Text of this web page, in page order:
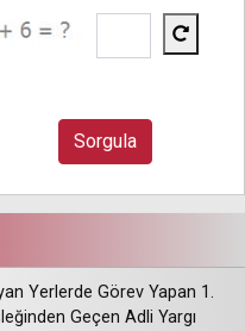
Yerlerde Görev Yapan 1.
Geçen Adli Yargı